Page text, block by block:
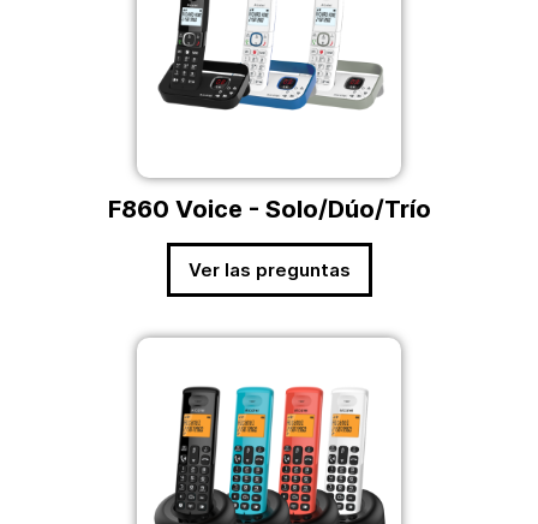
F860 Voice - Solo/Dúo/Trío
Ver las preguntas